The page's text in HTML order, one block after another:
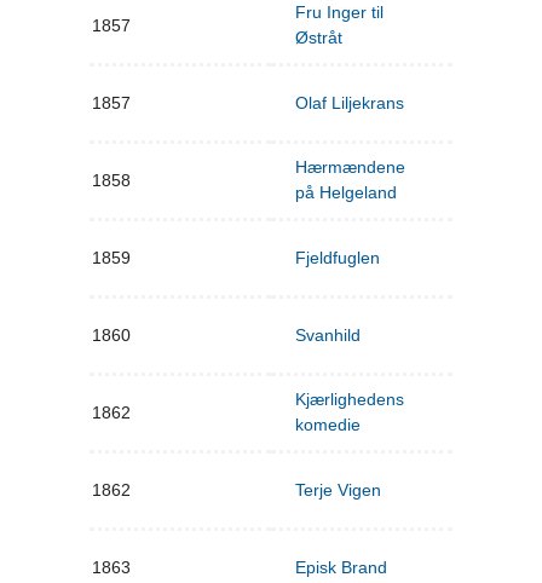
1857
Fru Inger til
Østråt
1857 Olaf Liljekrans
1858
Hærmændene
på Helgeland
1859 Fjeldfuglen
1860 Svanhild
1862
Kjærlighedens
komedie
1862 Terje Vigen
1863 Episk Brand